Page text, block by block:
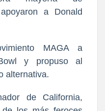
a Donald
MAGA a
y propuso al
alternativa.
de California,